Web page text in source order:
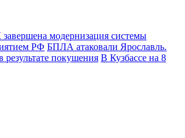
модернизация системы
РФ БПЛА атаковали Ярославль.
покушения В Кузбассе на 8